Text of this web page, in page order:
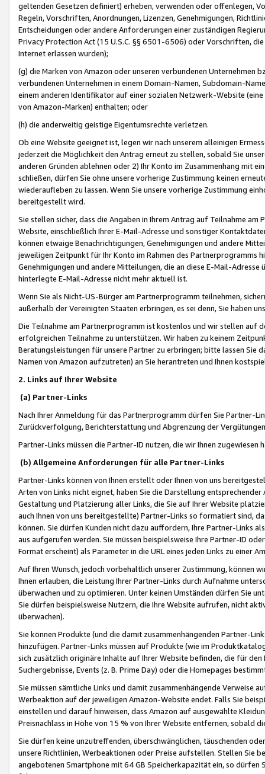
geltenden Gesetzen definiert) erheben, verwenden oder offenlegen,
Regeln, Vorschriften, Anordnungen, Lizenzen, Genehmigungen,
Entscheidungen oder andere Anforderungen einer zuständigen
Privacy Protection Act (15 U.S.C. §§ 6501-6506) oder Vorschriften,
Internet erlassen wurden);
(g) die Marken von Amazon oder unseren verbundenen Unternehmen
verbundenen Unternehmen in einem Domain-Namen, Subdomain-
einem anderen Identifikator auf einer sozialen Netzwerk-Website
von Amazon-Marken) enthalten; oder
(h) die anderweitig geistige Eigentumsrechte verletzen.
Ob eine Website geeignet ist, legen wir nach unserem alleinigen
jederzeit die Möglichkeit den Antrag erneut zu stellen, sobald Sie
anderen Gründen ablehnen oder 2) Ihr Konto im Zusammenhang mit
schließen, dürfen Sie ohne unsere vorherige Zustimmung keinen
wiederaufleben zu lassen. Wenn Sie unsere vorherige Zustimmung
bereitgestellt wird.
Sie stellen sicher, dass die Angaben in Ihrem Antrag auf Teilnahme
Website, einschließlich Ihrer E-Mail-Adresse und sonstiger
können etwaige Benachrichtigungen, Genehmigungen und andere
jeweiligen Zeitpunkt für Ihr Konto im Rahmen des Partnerprogramms
Genehmigungen und andere Mitteilungen, die an diese E-Mail-
hinterlegte E-Mail-Adresse nicht mehr aktuell ist.
Wenn Sie als Nicht-US-Bürger am Partnerprogramm teilnehmen,
außerhalb der Vereinigten Staaten erbringen, es sei denn, Sie haben
Die Teilnahme am Partnerprogramm ist kostenlos und wir stellen auf
erfolgreichen Teilnahme zu unterstützen. Wir haben zu keinem
Beratungsleistungen für unsere Partner zu erbringen; bitte lassen Sie
Namen von Amazon aufzutreten) an Sie herantreten und Ihnen
2. Links auf Ihrer Website
(a) Partner-Links
Nach Ihrer Anmeldung für das Partnerprogramm dürfen Sie Partner-
Zurückverfolgung, Berichterstattung und Abgrenzung der
Partner-Links müssen die Partner-ID nutzen, die wir Ihnen zugewiesen
(b) Allgemeine Anforderungen für alle Partner-Links
Partner-Links können von Ihnen erstellt oder Ihnen von uns
Arten von Links nicht eignet, haben Sie die Darstellung
Gestaltung und Platzierung aller Links, die Sie auf Ihrer Website
auch Ihnen von uns bereitgestellte) Partner-Links so formatiert sind,
können. Sie dürfen Kunden nicht dazu auffordern, Ihre Partner-Links
aus aufgerufen werden. Sie müssen beispielsweise Ihre Partner-ID
Format erscheint) als Parameter in die URL eines jeden Links zu einer
Auf Ihren Wunsch, jedoch vorbehaltlich unserer Zustimmung, können
Ihnen erlauben, die Leistung Ihrer Partner-Links durch Aufnahme
überwachen und zu optimieren. Unter keinen Umständen dürfen Sie
Sie dürfen beispielsweise Nutzern, die Ihre Website aufrufen, nicht
überwachen).
Sie können Produkte (und die damit zusammenhängenden Partner-
hinzufügen. Partner-Links müssen auf Produkte (wie im
sich zusätzlich originäre Inhalte auf Ihrer Website befinden, die für
Suchergebnisse, Events (z. B. Prime Day) oder die Homepages
Sie müssen sämtliche Links und damit zusammenhängende
Werbeaktion auf der jeweiligen Amazon-Website endet. Falls Sie
einstellen und darauf hinweisen, dass Amazon auf ausgewählte
Preisnachlass in Höhe von 15 % von Ihrer Website entfernen, sobald
Sie dürfen keine unzutreffenden, überschwänglichen, täuschenden
unsere Richtlinien, Werbeaktionen oder Preise aufstellen. Stellen Sie
angebotenen Smartphone mit 64 GB Speicherkapazität ein, so dürfen